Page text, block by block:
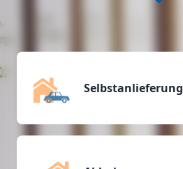
Selbstanlieferung